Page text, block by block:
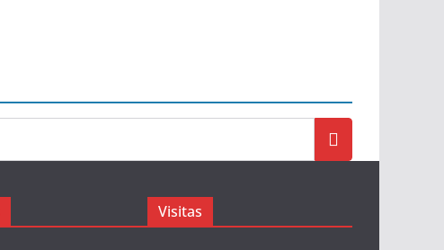
Visitas